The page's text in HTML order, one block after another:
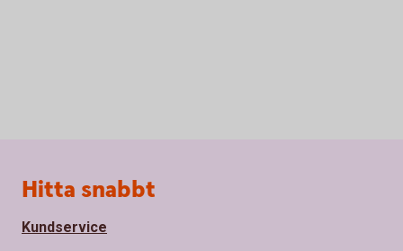
Sidfot
Hitta snabbt
Kundservice